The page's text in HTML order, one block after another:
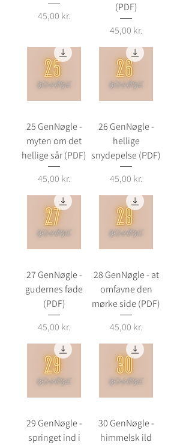
Pris
45,00 kr.
(PDF)
Pris
45,00 kr.
25 GenNøgle -
myten om det
hellige sår (PDF)
Pris
45,00 kr.
26 GenNøgle -
hellige
snydepelse (PDF)
Pris
45,00 kr.
27 GenNøgle -
gudernes føde
(PDF)
Pris
45,00 kr.
28 GenNøgle - at
omfavne den
mørke side (PDF)
Pris
45,00 kr.
29 GenNøgle -
springet ind i
30 GenNøgle -
himmelsk ild